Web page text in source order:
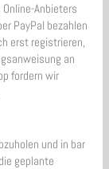
Anbieters
PayPal bezahlen
erst registrieren,
an
fordern wir
und in bar
geplante